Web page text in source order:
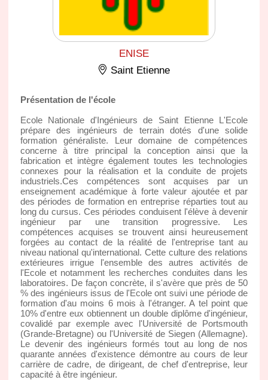
ENISE
Saint Etienne
Présentation de l'école
Ecole Nationale d'Ingénieurs de Saint Etienne L'Ecole
prépare des ingénieurs de terrain dotés d'une solide
formation généraliste. Leur domaine de compétences
concerne à titre principal la conception ainsi que la
fabrication et intègre également toutes les technologies
connexes pour la réalisation et la conduite de projets
industriels.Ces compétences sont acquises par un
enseignement académique à forte valeur ajoutée et par
des périodes de formation en entreprise réparties tout au
long du cursus. Ces périodes conduisent l'élève à devenir
ingénieur par une transition progressive. Les
compétences acquises se trouvent ainsi heureusement
forgées au contact de la réalité de l'entreprise tant au
niveau national qu'international. Cette culture des relations
extérieures irrigue l'ensemble des autres activités de
l'Ecole et notamment les recherches conduites dans les
laboratoires. De façon concrète, il s'avère que près de 50
% des ingénieurs issus de l'Ecole ont suivi une période de
formation d'au moins 6 mois à l'étranger. A tel point que
10% d'entre eux obtiennent un double diplôme d'ingénieur,
covalidé par exemple avec l'Université de Portsmouth
(Grande-Bretagne) ou l'Université de Siegen (Allemagne).
Le devenir des ingénieurs formés tout au long de nos
quarante années d'existence démontre au cours de leur
carrière de cadre, de dirigeant, de chef d'entreprise, leur
capacité à être ingénieur.